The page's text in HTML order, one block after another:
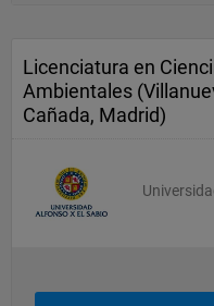
Licenciatura en
Ambientales
Cañada, Madrid)